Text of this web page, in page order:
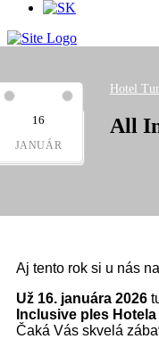
16
JANUÁR
Hotel
All
Aj tento rok si u nás
Už 16. januára 2026
Inclusive ples
Čaká Vás skvelá